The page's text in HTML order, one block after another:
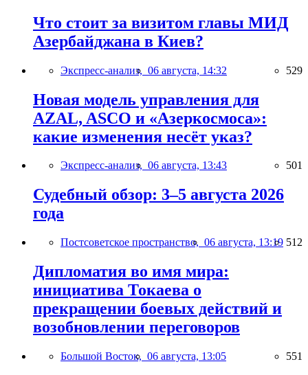
Что стоит за визитом главы МИД
Азербайджана в Киев?
Экспресс-анализ, 06 августа, 14:32 529
Новая модель управления для
AZAL, ASCO и «Азеркосмоса»:
какие изменения несёт указ?
Экспресс-анализ, 06 августа, 13:43 501
Судебный обзор: 3–5 августа 2026
года
Постсоветское пространство, 06 августа, 13:19 512
Дипломатия во имя мира:
инициатива Токаева о
прекращении боевых действий и
возобновлении переговоров
Большой Восток, 06 августа, 13:05 551